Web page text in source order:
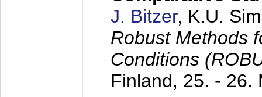
J. Bitzer, K.U.
Robust Methods
Conditions
Finland, 25. - 26.